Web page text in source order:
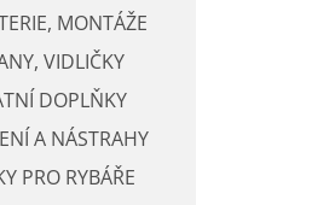
MONTÁŽE
VIDLIČKY
DOPLŇKY
A NÁSTRAHY
PRO RYBÁŘE